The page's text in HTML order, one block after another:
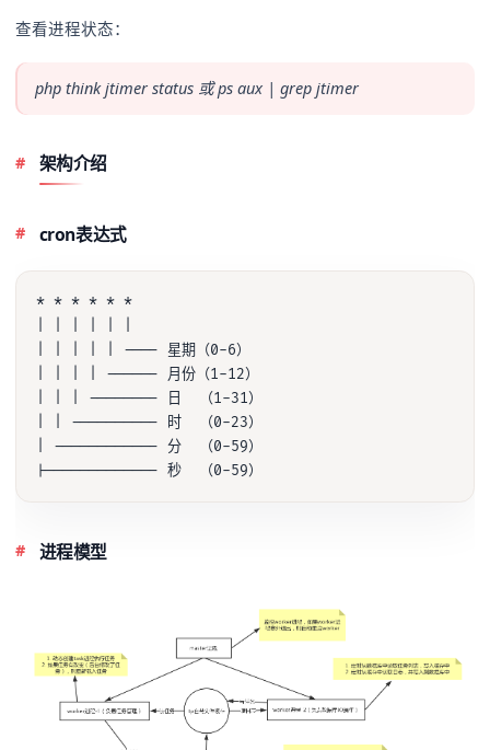
查看进程状态：
php think jtimer status 或 ps aux | grep jtimer
架构介绍
cron表达式
* * * * * *
| | | | | ---- 星期（0-6）
| | | | ------ 月份（1-12）
| | | -------- 日  （1-31）
| | ---------- 时  （0-23）
| ------------ 分  （0-59）
进程模型